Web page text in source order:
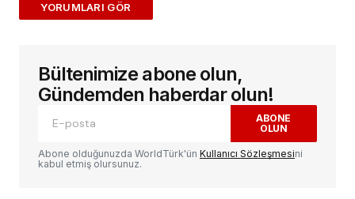
ADD A COMMENT
E-posta adresiniz yayınlanmayacak.
alanlar*ile işaretlenmişlerdir
Yorum
Bültenimize abone olun,
Gündemden haberdar olun!
ABONE
OLUN
Abone olduğunuzda WorldTürk'ün Kullanıcı Sözleşmesini
kabul etmiş olursunuz.